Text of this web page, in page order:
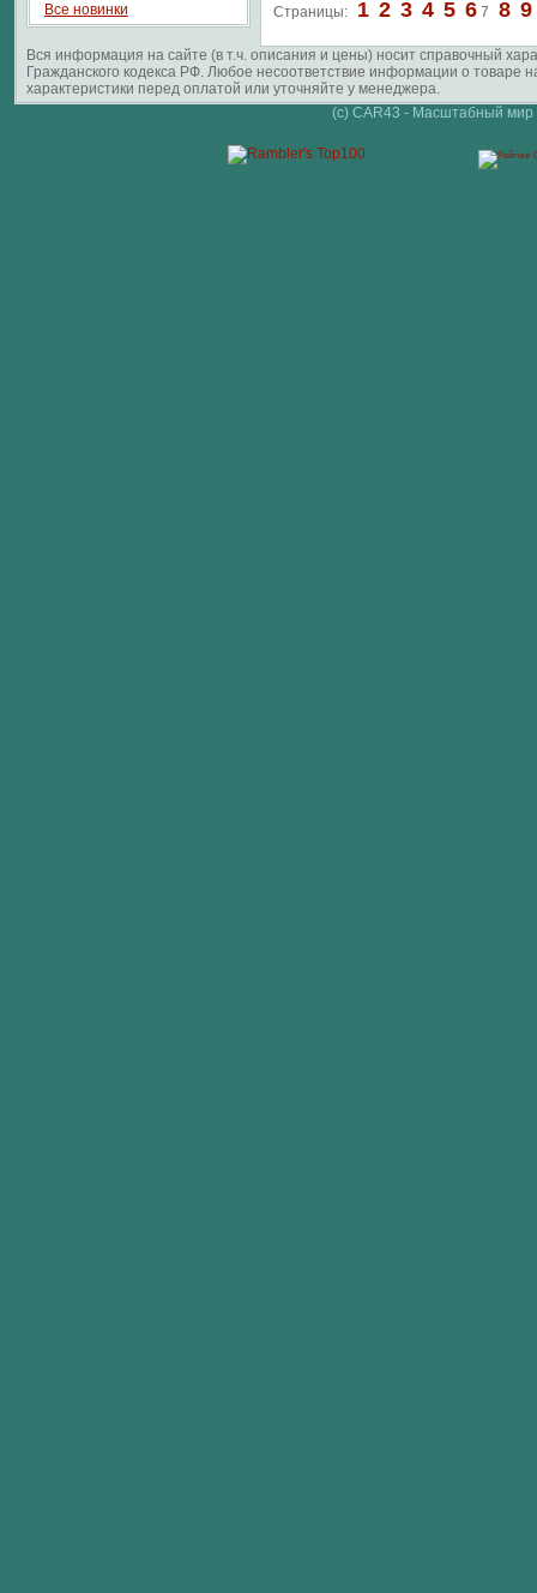
Страницы: 1 2 3 4 5 6 7 8 9
Все новинки
Вся информация на сайте (в т.ч. описания и цены) носит справочный
Гражданского кодекса РФ. Любое несоответствие информации о
характеристики перед оплатой или уточняйте у менеджера.
(c) CAR43 - Масштабный мир